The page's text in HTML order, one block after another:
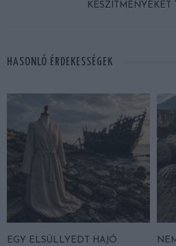
KÉSZÍTMÉNYEKET
HASONLÓ ÉRDEKESSÉGEK
EGY ELSÜLLYEDT HAJÓ